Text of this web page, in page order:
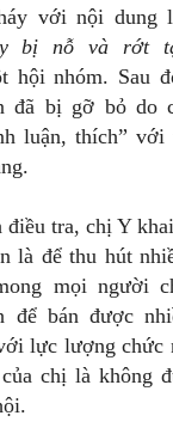
với nội dung
bị nỗ và rớt
hội nhóm. Sau
đã bị gỡ bỏ do
luận, thích”
điều tra, chị Y
là để thu hút
mọi người
để bán được
lực lượng chức
chị là không